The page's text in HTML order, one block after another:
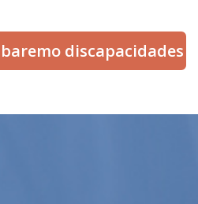
discapacidades